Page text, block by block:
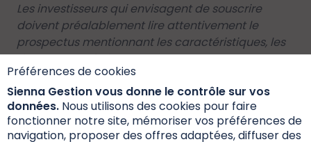
Préférences de cookies
Sienna Gestion vous donne le contrôle sur vos
données. Nous utilisons des cookies pour faire
fonctionner notre site, mémoriser vos préférences de
navigation, proposer des offres adaptées, diffuser des
Les investisseurs qui envisagent de souscrire
doivent préalablement lire attentivement le
prospectus mentionnant les caractéristiques, les
risques et les frais. Le prospectus, le DIC PRIIPs et
les fiches fonds sont disponibles ci-dessous.
Documents d'information